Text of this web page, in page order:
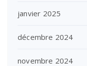
janvier 2025
décembre 2024
novembre 2024